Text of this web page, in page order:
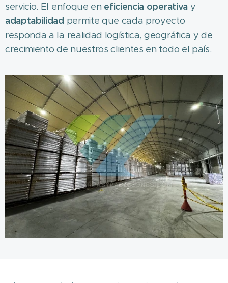
servicio. El enfoque en eficiencia operativay
adaptabilidad permite que cada proyecto
responda a la realidad logística, geográfica y de
crecimiento de nuestros clientes en todo el país.